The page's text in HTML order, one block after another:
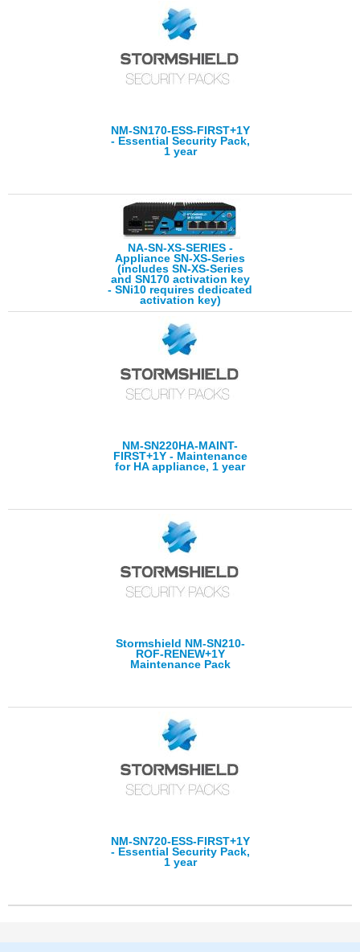
NM-SN170-ESS-FIRST+1Y
- Essential Security Pack,
1 year
NA-SN-XS-SERIES -
Appliance SN-XS-Series
(includes SN-XS-Series
and SN170 activation key
- SNi10 requires dedicated
activation key)
NM-SN220HA-MAINT-
FIRST+1Y - Maintenance
for HA appliance, 1 year
Stormshield NM-SN210-
ROF-RENEW+1Y
Maintenance Pack
NM-SN720-ESS-FIRST+1Y
- Essential Security Pack,
1 year